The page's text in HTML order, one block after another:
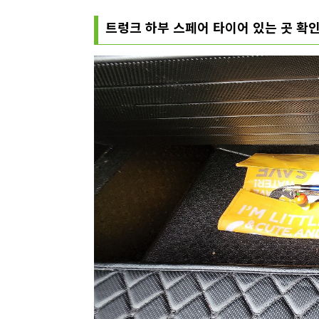
트렁크 하부 스페어 타이어 있는 곳 확